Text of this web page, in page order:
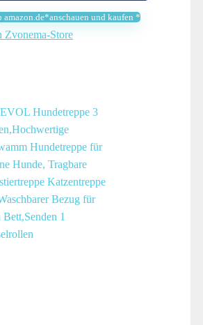
– Senden 60 Rollen…
amazon.de*anschauen und kaufen *
Zvonema-Store